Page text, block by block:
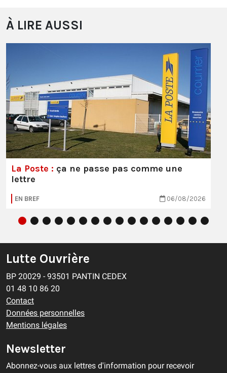
À LIRE AUSSI
La Poste : ça ne passe pas comme une
lettre
EN BREF 06/08/2026
Lutte Ouvrière
BP 20029 - 93501 PANTIN CEDEX
01 48 10 86 20
Contact
Données personnelles
Mentions légales
Newsletter
Abonnez-vous aux lettres d'information pour recevoir